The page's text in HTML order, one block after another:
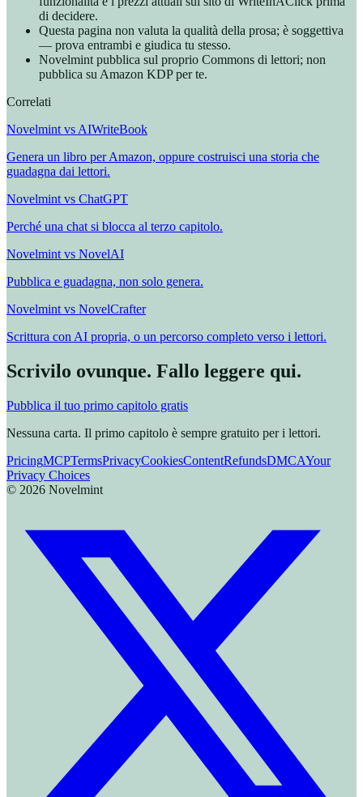
di decidere.
Questa pagina non valuta la qualità della prosa; è soggettiva
— prova entrambi e giudica tu stesso.
Novelmint pubblica sul proprio Commons di lettori; non
pubblica su Amazon KDP per te.
Correlati
Novelmint vs AIWriteBook
Genera un libro per Amazon, oppure costruisci una storia che
guadagna dai lettori.
Novelmint vs ChatGPT
Perché una chat si blocca al terzo capitolo.
Novelmint vs NovelAI
Pubblica e guadagna, non solo genera.
Novelmint vs NovelCrafter
Scrittura con AI propria, o un percorso completo verso i lettori.
Scrivilo ovunque. Fallo leggere qui.
Pubblica il tuo primo capitolo gratis
Nessuna carta. Il primo capitolo è sempre gratuito per i lettori.
PricingMCPTermsPrivacyCookiesContentRefundsDMCAYour
Privacy Choices
© 2026 Novelmint